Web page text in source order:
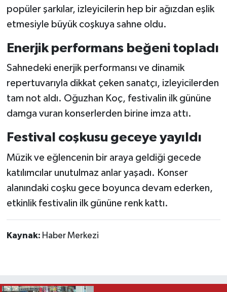
popüler şarkılar, izleyicilerin hep bir ağızdan eşlik
etmesiyle büyük coşkuya sahne oldu.
Enerjik performans beğeni topladı
Sahnedeki enerjik performansı ve dinamik
repertuvarıyla dikkat çeken sanatçı, izleyicilerden
tam not aldı. Oğuzhan Koç, festivalin ilk gününe
damga vuran konserlerden birine imza attı.
Festival coşkusu geceye yayıldı
Müzik ve eğlencenin bir araya geldiği gecede
katılımcılar unutulmaz anlar yaşadı. Konser
alanındaki coşku gece boyunca devam ederken,
etkinlik festivalin ilk gününe renk kattı.
Kaynak: Haber Merkezi